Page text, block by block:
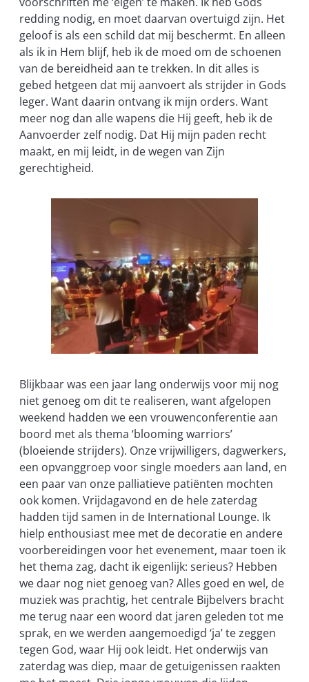
redding nodig, en moet daarvan overtuigd zijn. Het
geloof is als een schild dat mij beschermt. En alleen
als ik in Hem blijf, heb ik de moed om de schoenen
van de bereidheid aan te trekken. In dit alles is
gebed hetgeen dat mij aanvoert als strijder in Gods
leger. Want daarin ontvang ik mijn orders. Want
meer nog dan alle wapens die Hij geeft, heb ik de
Aanvoerder zelf nodig. Dat Hij mijn paden recht
maakt, en mij leidt, in de wegen van Zijn
gerechtigheid.
Blijkbaar was een jaar lang onderwijs voor mij nog
niet genoeg om dit te realiseren, want afgelopen
weekend hadden we een vrouwenconferentie aan
boord met als thema ‘blooming warriors’
(bloeiende strijders). Onze vrijwilligers, dagwerkers,
een opvanggroep voor single moeders aan land, en
een paar van onze palliatieve patiënten mochten
ook komen. Vrijdagavond en de hele zaterdag
hadden tijd samen in de International Lounge. Ik
hielp enthousiast mee met de decoratie en andere
voorbereidingen voor het evenement, maar toen ik
het thema zag, dacht ik eigenlijk: serieus? Hebben
we daar nog niet genoeg van? Alles goed en wel, de
muziek was prachtig, het centrale Bijbelvers bracht
me terug naar een woord dat jaren geleden tot me
sprak, en we werden aangemoedigd ‘ja’ te zeggen
tegen God, waar Hij ook leidt. Het onderwijs van
zaterdag was diep, maar de getuigenissen raakten